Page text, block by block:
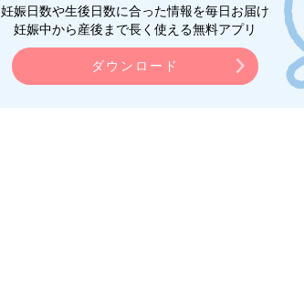
妊娠日数や生後日数に合った情報を毎日お届け
妊娠中から産後まで長く使える無料アプリ
ダウンロード